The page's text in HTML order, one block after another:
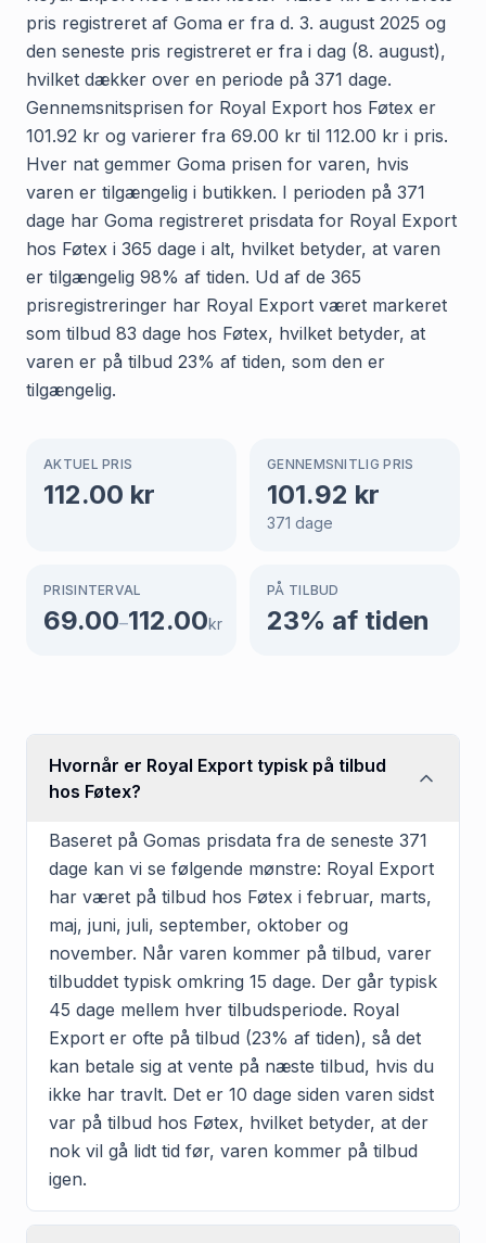
pris registreret af Goma er fra d. 3. august 2025 og
den seneste pris registreret er fra i dag (8. august),
hvilket dækker over en periode på 371 dage.
Gennemsnitsprisen for Royal Export hos Føtex er
101.92 kr og varierer fra 69.00 kr til 112.00 kr i pris.
Hver nat gemmer Goma prisen for varen, hvis
varen er tilgængelig i butikken. I perioden på 371
dage har Goma registreret prisdata for Royal Export
hos Føtex i 365 dage i alt, hvilket betyder, at varen
er tilgængelig 98% af tiden. Ud af de 365
prisregistreringer har Royal Export været markeret
som tilbud 83 dage hos Føtex, hvilket betyder, at
varen er på tilbud 23% af tiden, som den er
tilgængelig.
AKTUEL PRIS
112.00 kr
GENNEMSNITLIG PRIS
101.92 kr
371 dage
PRISINTERVAL
69.00–112.00kr
PÅ TILBUD
23% af tiden
Hvornår er Royal Export typisk på tilbud
hos Føtex?
Baseret på Gomas prisdata fra de seneste 371
dage kan vi se følgende mønstre: Royal Export
har været på tilbud hos Føtex i februar, marts,
maj, juni, juli, september, oktober og
november. Når varen kommer på tilbud, varer
tilbuddet typisk omkring 15 dage. Der går typisk
45 dage mellem hver tilbudsperiode. Royal
Export er ofte på tilbud (23% af tiden), så det
kan betale sig at vente på næste tilbud, hvis du
ikke har travlt. Det er 10 dage siden varen sidst
var på tilbud hos Føtex, hvilket betyder, at der
nok vil gå lidt tid før, varen kommer på tilbud
igen.